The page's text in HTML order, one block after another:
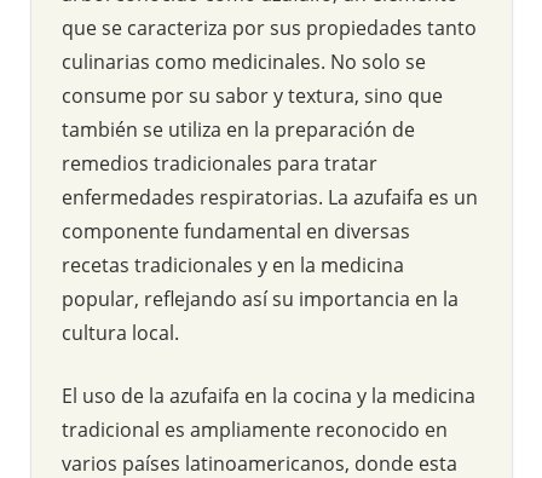
que se caracteriza por sus propiedades tanto
culinarias como medicinales. No solo se
consume por su sabor y textura, sino que
también se utiliza en la preparación de
remedios tradicionales para tratar
enfermedades respiratorias. La azufaifa es un
componente fundamental en diversas
recetas tradicionales y en la medicina
popular, reflejando así su importancia en la
cultura local.
El uso de la azufaifa en la cocina y la medicina
tradicional es ampliamente reconocido en
varios países latinoamericanos, donde esta